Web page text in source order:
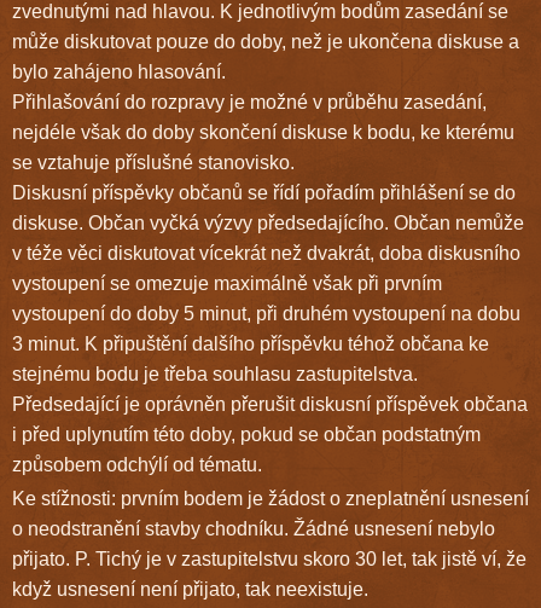
zvednutými nad hlavou. K jednotlivým bodům zasedání se
může diskutovat pouze do doby, než je ukončena diskuse a
bylo zahájeno hlasování.
Přihlašování do rozpravy je možné v průběhu zasedání,
nejdéle však do doby skončení diskuse k bodu, ke kterému
se vztahuje příslušné stanovisko.
Diskusní příspěvky občanů se řídí pořadím přihlášení se do
diskuse. Občan vyčká výzvy předsedajícího. Občan nemůže
v téže věci diskutovat vícekrát než dvakrát, doba diskusního
vystoupení se omezuje maximálně však při prvním
vystoupení do doby 5 minut, při druhém vystoupení na dobu
3 minut. K připuštění dalšího příspěvku téhož občana ke
stejnému bodu je třeba souhlasu zastupitelstva.
Předsedající je oprávněn přerušit diskusní příspěvek občana
i před uplynutím této doby, pokud se občan podstatným
způsobem odchýlí od tématu.
Ke stížnosti: prvním bodem je žádost o zneplatnění usnesení
o neodstranění stavby chodníku. Žádné usnesení nebylo
přijato. P. Tichý je v zastupitelstvu skoro 30 let, tak jistě ví, že
když usnesení není přijato, tak neexistuje.